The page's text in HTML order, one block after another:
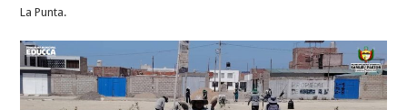
La Punta.